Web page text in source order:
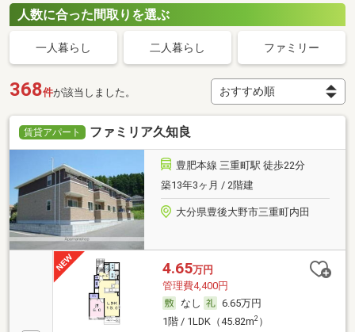
人数に合った間取りを選ぶ
一人暮らし 二人暮らし ファミリー
368件が該当しました。
賃貸アパート ファミリア久知良
豊肥本線 三重町駅 徒歩22分
築13年3ヶ月 / 2階建
大分県豊後大野市三重町内田
4.65万円
管理費4,400円
なし
6.65万円
1階 / 1LDK（45.82m2）